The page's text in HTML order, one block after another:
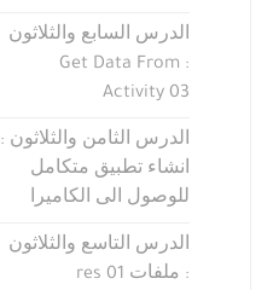
الدرس السابع والثلاثون
: Get Data From
Activity 03
الدرس الثامن والثلاثون :
انشاء تطبيق متكامل
للوصول الى الكاميرا
الدرس التاسع والثلاثون
: ملفات res 01